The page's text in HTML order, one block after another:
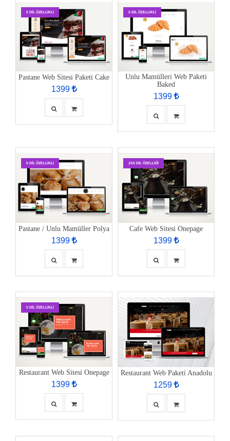
5 DIL ÖZELLIKLI
Pastane Web Sitesi Paketi Cake
1399
5 DIL ÖZELLIKLI
Unlu Mamülleri Web Paketi
Baked
1399
5 DIL ÖZELLIKLI
Pastane / Unlu Mamüller Polya
1399
2X5 DIL ÖZELLIĞI
Cafe Web Sitesi Onepage
1399
5 DIL ÖZELLIKLI
Restaurant Web Sitesi Onepage
1399
Restaurant Web Paketi Anadolu
1259